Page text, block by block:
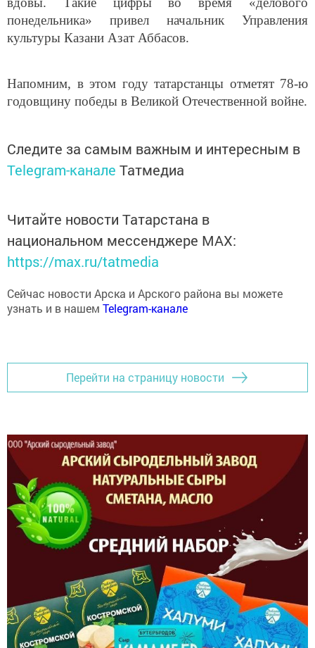
понедельника» привел начальник Управления
культуры Казани Азат Аббасов.
годовщину победы в Великой Отечественной войне.
Telegram-каналеТатмедиа
Читайте новости Татарстана в
национальном мессенджере MАХ:
https://max.ru/tatmedia
узнать и в нашемTelegram-канале
Перейти на страницу новости